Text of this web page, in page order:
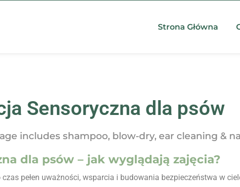
Strona Główna
Sensoryczna dla psów
includes shampoo, blow-dry, ear cleaning &
dla psów – jak wyglądają zajęcia?
pełen uważności, wsparcia i budowania bezpieczeństwa w